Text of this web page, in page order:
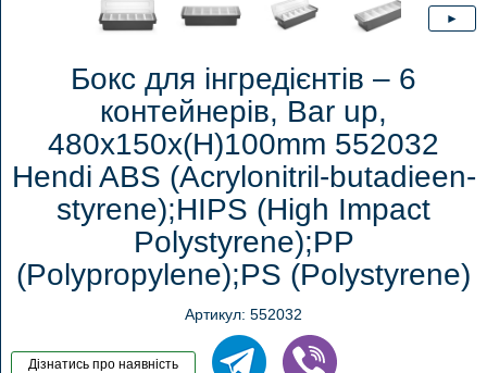
Бокс для інгредієнтів – 6
контейнерів, Bar up,
480x150x(H)100mm 552032
Hendi ABS (Acrylonitril-butadieen-
styrene);HIPS (High Impact
Polystyrene);PP
(Polypropylene);PS (Polystyrene)
Артикул: 552032